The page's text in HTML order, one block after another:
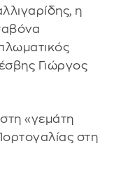
η
Γιώργος
«γεμάτη
στη